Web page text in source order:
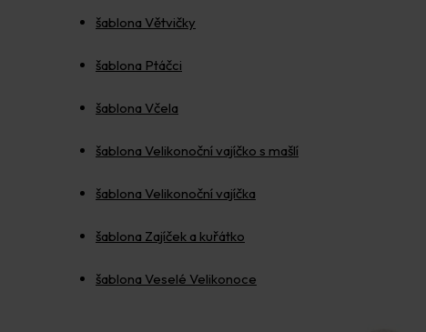
šablona Větvičky
šablona Ptáčci
šablona Včela
šablona Velikonoční vajíčko s mašlí
šablona Velikonoční vajíčka
šablona Zajíček a kuřátko
šablona Veselé Velikonoce